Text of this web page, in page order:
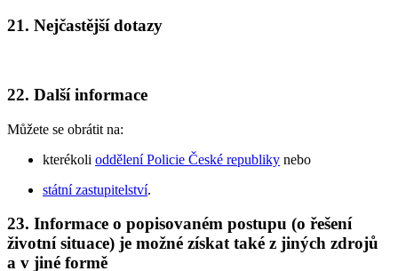
21. Nejčastější dotazy
22. Další informace
Můžete se obrátit na:
kterékoli oddělení Policie České republiky nebo
státní zastupitelství.
23. Informace o popisovaném postupu (o řešení
životní situace) je možné získat také z jiných zdrojů
a v jiné formě